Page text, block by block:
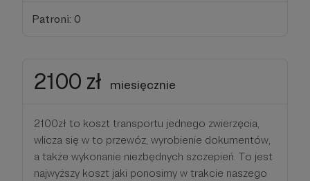
Patroni: 0
2100 zł miesięcznie
2100zł to koszt transportu jednego zwierzęcia,
wlicza się w to przewóz, wyrobienie dokumentów,
a także wykonanie niezbędnych szczepień. To jest
najwyższy koszt jaki ponosimy w trakcie naszego